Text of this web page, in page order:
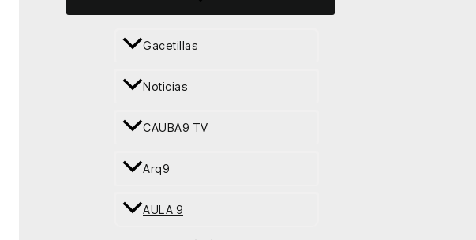
Gacetillas
Noticias
CAUBA9 TV
Arq9
AULA 9